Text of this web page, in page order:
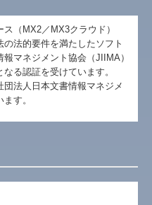
（MX2／MX3クラウド）
の法的要件を満たしたソフト
マネジメント協会（JIIMA）
る認証を受けています。
法人日本文書情報マネジメ
す。